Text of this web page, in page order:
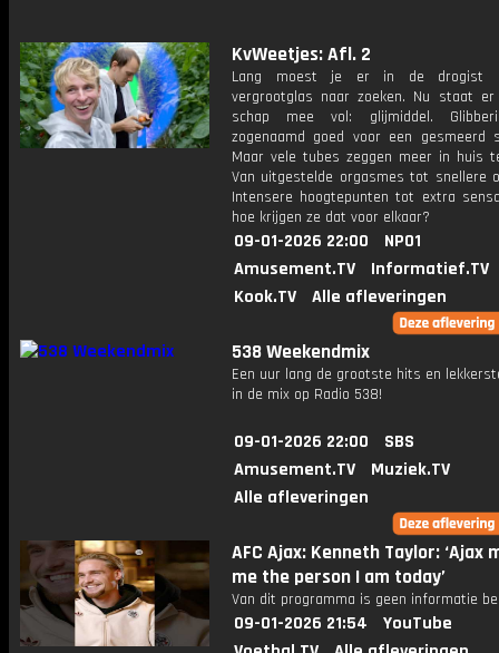
KvWeetjes: Afl. 2
Lang moest je er in de drogist
vergrootglas naar zoeken. Nu staat
schap mee vol: glijmiddel.
zogenaamd goed voor een gesmeerd
Maar vele tubes zeggen meer in huis
Van uitgestelde orgasmes tot snellere
Intensere hoogtepunten tot extra
hoe krijgen ze dat voor elkaar?
09-01-2026 22:00
NPO1
Amusement.TV
Informatief.TV
Kook.TV
Alle afleveringen
538 Weekendmix
Een uur lang de grootste hits en
in de mix op Radio 538!
09-01-2026 22:00
SBS
Amusement.TV
Muziek.TV
Alle afleveringen
AFC Ajax: Kenneth Taylor: ‘Ajax
me the person I am today’
Van dit programma is geen informatie
09-01-2026 21:54
YouTube